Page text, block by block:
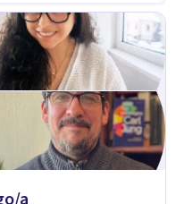
terapia desde la
espacio. Acceder a un
en qué lugar te